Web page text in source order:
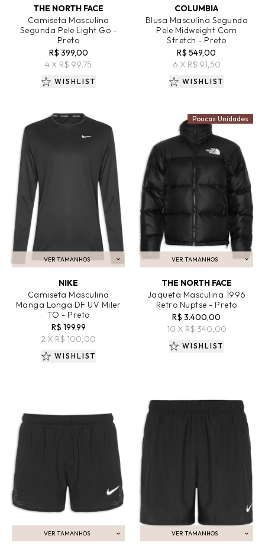
THE NORTH FACE
Camiseta Masculina
Segunda Pele Light Go -
Preto
R$ 399,00
4 X R$ 99,75
WISHLIST
COLUMBIA
Blusa Masculina Segunda
Pele Midweight Com
Stretch - Preto
R$ 549,00
6 X R$ 91,50
WISHLIST
VER TAMANHOS
ADICIONAR AO CARRINHO
NIKE
Camiseta Masculina
Manga Longa DF UV Miler
TO - Preto
R$ 199,99
2 X R$ 100,00
WISHLIST
VER TAMANHOS
ADICIONAR AO CARRINHO
THE NORTH FACE
Jaqueta Masculina 1996
Retro Nuptse - Preto
R$ 3.400,00
10 X R$ 340,00
Poucas Unidades
WISHLIST
VER TAMANHOS
ADICIONAR AO CARRINHO
VER TAMANHOS
ADICIONAR AO CARRINHO